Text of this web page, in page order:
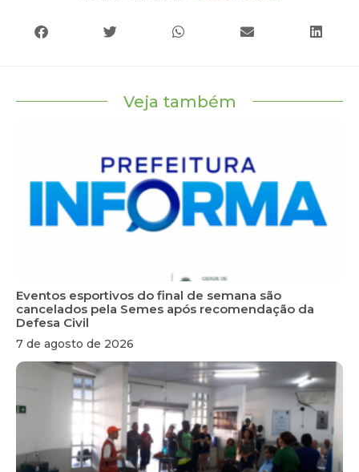
Veja também
Eventos esportivos do final de semana são
cancelados pela Semes após recomendação da
Defesa Civil
7 de agosto de 2026